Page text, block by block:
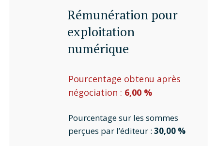
Rémunération pour
exploitation
numérique
Pourcentage obtenu après
négociation : 6,00 %
Pourcentage sur les sommes
perçues par l’éditeur :30,00 %